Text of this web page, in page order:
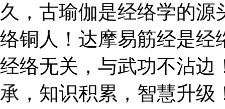
久，古瑜伽是经络学的
络铜人！达摩易筋经是经
经络无关，与武功不沾边
承，知识积累，智慧升级